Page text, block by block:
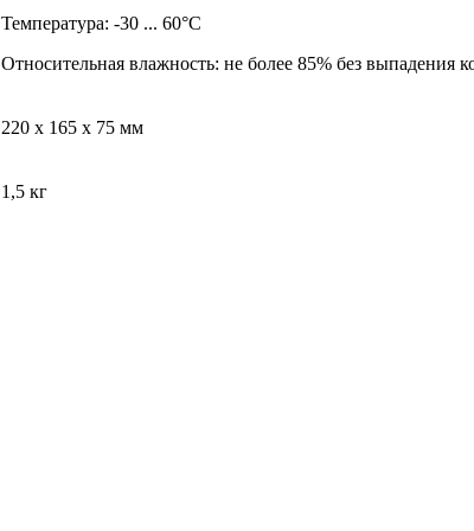
Температура: -30 ... 60°С
Относительная влажность: не более 85% без выпадения
220 х 165 х 75 мм
1,5 кг